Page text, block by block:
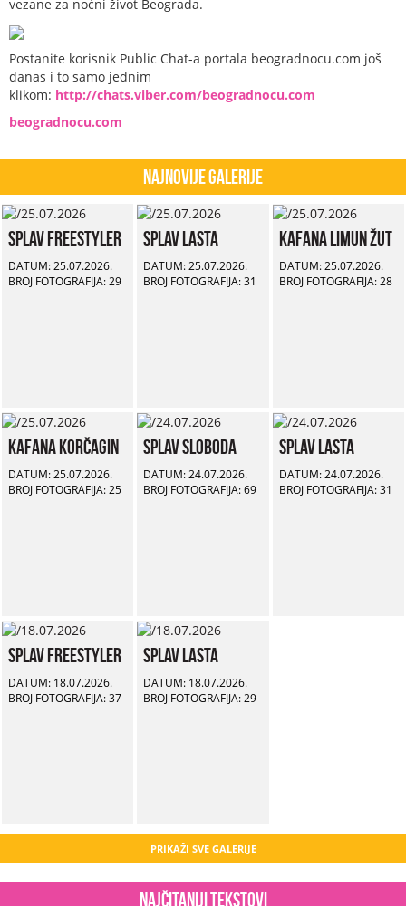
vezane za noćni život Beograda.
Postanite korisnik Public Chat-a portala beogradnocu.com još
danas i to samo jednim
klikom: http://chats.viber.com/beogradnocu.com
beogradnocu.com
Najnovije Galerije
Splav Freestyler
DATUM: 25.07.2026.
BROJ FOTOGRAFIJA: 29
Splav Lasta
DATUM: 25.07.2026.
BROJ FOTOGRAFIJA: 31
Kafana Limun Žut
DATUM: 25.07.2026.
BROJ FOTOGRAFIJA: 28
Kafana Korčagin
DATUM: 25.07.2026.
BROJ FOTOGRAFIJA: 25
Splav Sloboda
DATUM: 24.07.2026.
BROJ FOTOGRAFIJA: 69
Splav Lasta
DATUM: 24.07.2026.
BROJ FOTOGRAFIJA: 31
Splav Freestyler
DATUM: 18.07.2026.
BROJ FOTOGRAFIJA: 37
Splav Lasta
DATUM: 18.07.2026.
BROJ FOTOGRAFIJA: 29
PRIKAŽI SVE GALERIJE
Najčitaniji tekstovi